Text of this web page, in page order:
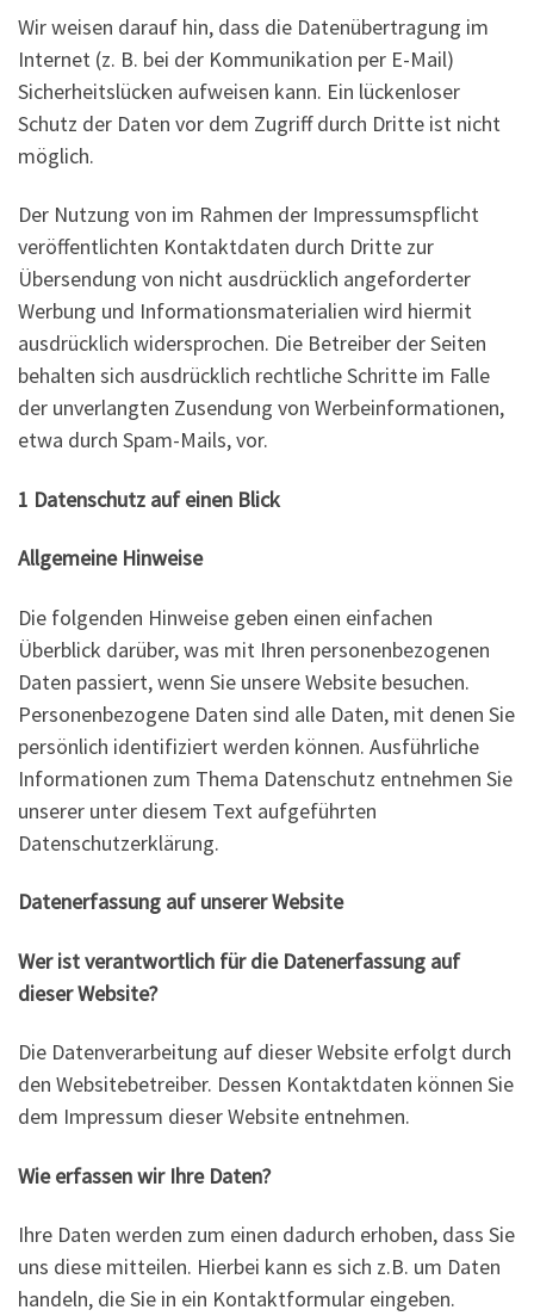
Wir weisen darauf hin, dass die Datenübertragung im
Internet (z. B. bei der Kommunikation per E-Mail)
Sicherheitslücken aufweisen kann. Ein lückenloser
Schutz der Daten vor dem Zugriff durch Dritte ist nicht
möglich.
Der Nutzung von im Rahmen der Impressumspflicht
veröffentlichten Kontaktdaten durch Dritte zur
Übersendung von nicht ausdrücklich angeforderter
Werbung und Informationsmaterialien wird hiermit
ausdrücklich widersprochen. Die Betreiber der Seiten
behalten sich ausdrücklich rechtliche Schritte im Falle
der unverlangten Zusendung von Werbeinformationen,
etwa durch Spam-Mails, vor.
1 Datenschutz auf einen Blick
Allgemeine Hinweise
Die folgenden Hinweise geben einen einfachen
Überblick darüber, was mit Ihren personenbezogenen
Daten passiert, wenn Sie unsere Website besuchen.
Personenbezogene Daten sind alle Daten, mit denen Sie
persönlich identifiziert werden können. Ausführliche
Informationen zum Thema Datenschutz entnehmen Sie
unserer unter diesem Text aufgeführten
Datenschutzerklärung.
Datenerfassung auf unserer Website
Wer ist verantwortlich für die Datenerfassung auf
dieser Website?
Die Datenverarbeitung auf dieser Website erfolgt durch
den Websitebetreiber. Dessen Kontaktdaten können Sie
dem Impressum dieser Website entnehmen.
Wie erfassen wir Ihre Daten?
Ihre Daten werden zum einen dadurch erhoben, dass Sie
uns diese mitteilen. Hierbei kann es sich z.B. um Daten
handeln, die Sie in ein Kontaktformular eingeben.